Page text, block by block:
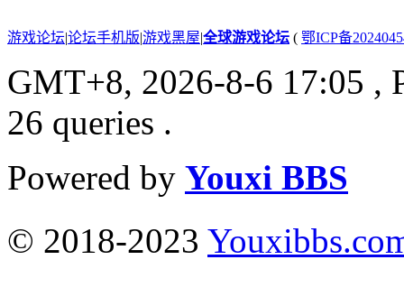
游戏论坛|论坛手机版|游戏黑屋|全球游戏论坛 ( 鄂ICP备
GMT+8, 2026-8-6 17:05 ,
26 queries .
Powered by Youxi BBS
© 2018-2023